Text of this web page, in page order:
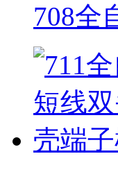
708全